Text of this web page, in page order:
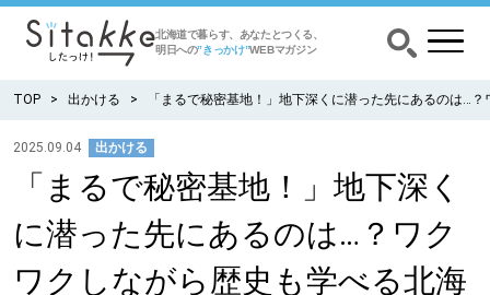
北海道で暮らす、あなたとつくる、
明日への”きっかけ”WEBマガジン
CATEGORY カテゴリー
食べる
TOP 出かける 「まるで秘密基地！」地下深くに潜った先にあるのは…
2025.09.04 出かける
「まるで秘密基地！」地下深く
に潜った先にあるのは…？ワク
ワクしながら歴史も学べる北海